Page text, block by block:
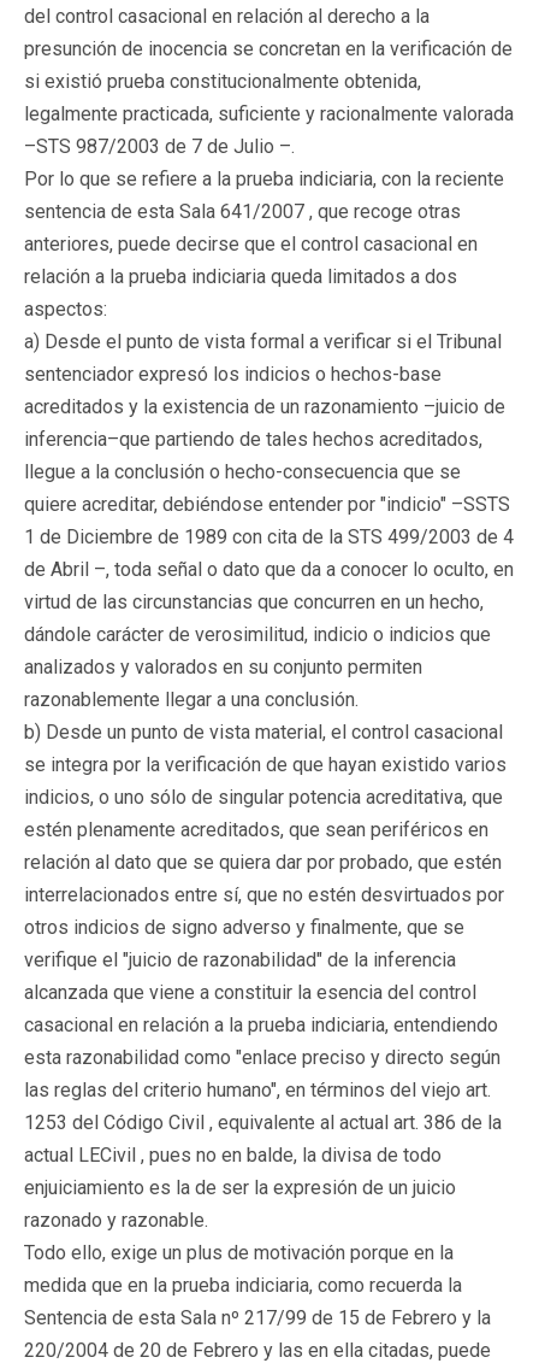
del control casacional en relación al derecho a la
presunción de inocencia se concretan en la verificación de
si existió prueba constitucionalmente obtenida,
legalmente practicada, suficiente y racionalmente valorada
–STS 987/2003 de 7 de Julio –.
Por lo que se refiere a la prueba indiciaria, con la reciente
sentencia de esta Sala 641/2007 , que recoge otras
anteriores, puede decirse que el control casacional en
relación a la prueba indiciaria queda limitados a dos
aspectos:
a) Desde el punto de vista formal a verificar si el Tribunal
sentenciador expresó los indicios o hechos-base
acreditados y la existencia de un razonamiento –juicio de
inferencia–que partiendo de tales hechos acreditados,
llegue a la conclusión o hecho-consecuencia que se
quiere acreditar, debiéndose entender por "indicio" –SSTS
1 de Diciembre de 1989 con cita de la STS 499/2003 de 4
de Abril –, toda señal o dato que da a conocer lo oculto, en
virtud de las circunstancias que concurren en un hecho,
dándole carácter de verosimilitud, indicio o indicios que
analizados y valorados en su conjunto permiten
razonablemente llegar a una conclusión.
b) Desde un punto de vista material, el control casacional
se integra por la verificación de que hayan existido varios
indicios, o uno sólo de singular potencia acreditativa, que
estén plenamente acreditados, que sean periféricos en
relación al dato que se quiera dar por probado, que estén
interrelacionados entre sí, que no estén desvirtuados por
otros indicios de signo adverso y finalmente, que se
verifique el "juicio de razonabilidad" de la inferencia
alcanzada que viene a constituir la esencia del control
casacional en relación a la prueba indiciaria, entendiendo
esta razonabilidad como "enlace preciso y directo según
las reglas del criterio humano", en términos del viejo art.
1253 del Código Civil , equivalente al actual art. 386 de la
actual LECivil , pues no en balde, la divisa de todo
enjuiciamiento es la de ser la expresión de un juicio
razonado y razonable.
Todo ello, exige un plus de motivación porque en la
medida que en la prueba indiciaria, como recuerda la
Sentencia de esta Sala nº 217/99 de 15 de Febrero y la
220/2004 de 20 de Febrero y las en ella citadas, puede